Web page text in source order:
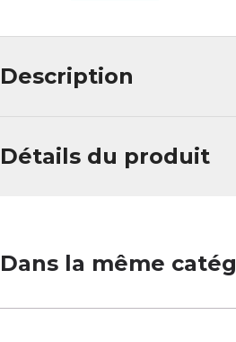
Description
Détails du produit
Dans la même